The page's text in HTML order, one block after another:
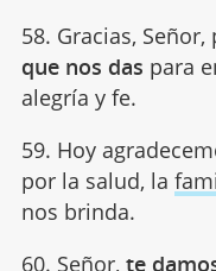
58. Gracias,
que nos das para
alegría y fe.
59. Hoy
por la salud, la
nos brinda.
60. Señor, te